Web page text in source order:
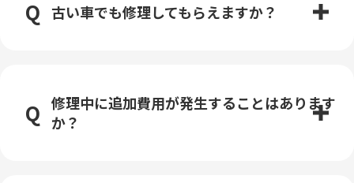
古い車でも修理してもらえますか？
修理中に追加費用が発生することはあります
か？